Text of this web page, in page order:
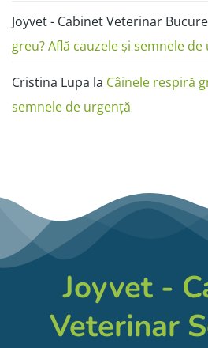
Joyvet - Cabinet Veterinar
greu? Află cauzele și semnele
Cristina Lupa la Câinele respiră
semnele de urgență
Joyvet -
Veterinar